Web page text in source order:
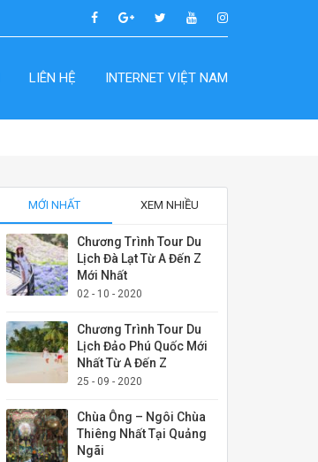
LIÊN HỆ INTERNET VIỆT NAM
MỚI NHẤT XEM NHIỀU
Chương Trình Tour Du
Lịch Đà Lạt Từ A Đến Z
Mới Nhất
02 - 10 - 2020
Chương Trình Tour Du
Lịch Đảo Phú Quốc Mới
Nhất Từ A Đến Z
25 - 09 - 2020
Chùa Ông – Ngôi Chùa
Thiêng Nhất Tại Quảng
Ngãi